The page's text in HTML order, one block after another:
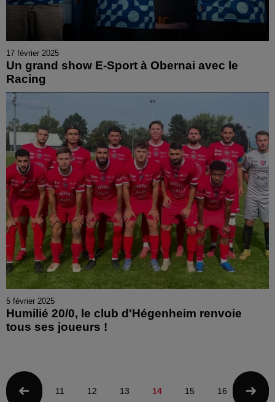
17 février 2025
Un grand show E-Sport à Obernai avec le
Racing
5 février 2025
Humilié 20/0, le club d'Hégenheim renvoie
tous ses joueurs !
11 12 13 14 15 16 17